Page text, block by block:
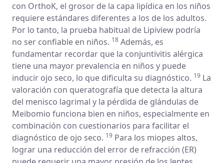
con OrthoK, el grosor de la capa lipídica en los niños
requiere estándares diferentes a los de los adultos.
Por lo tanto, la prueba habitual de Lipiview podría
no ser confiable en niños. 18 Además, es
fundamentar recordar que la conjuntivitis alérgica
tiene una mayor prevalencia en niños y puede
inducir ojo seco, lo que dificulta su diagnóstico. 19 La
valoración con queratografía que detecta la altura
del menisco lagrimal y la pérdida de glándulas de
Meibomio funciona bien en niños, especialmente en
combinación con cuestionarios para facilitar el
diagnóstico de ojo seco. 19 Para los miopes altos,
lograr una reducción del error de refracción (ER)